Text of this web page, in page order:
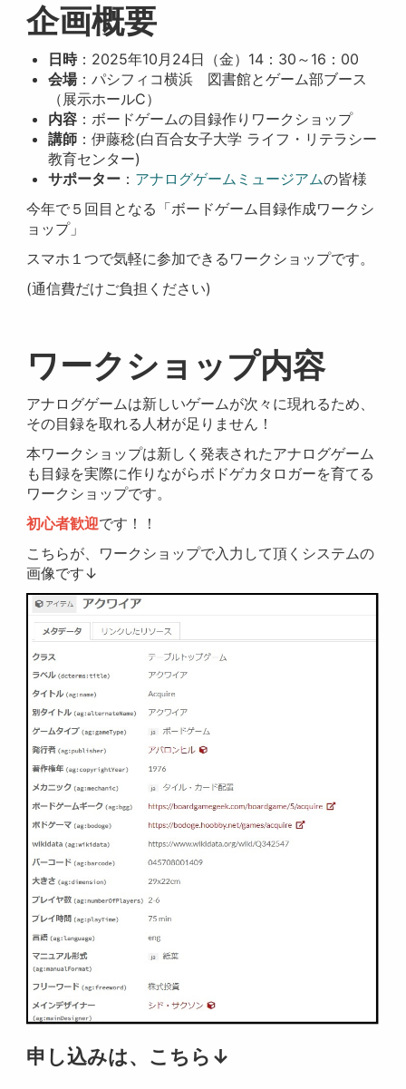
企画概要
日時：2025年10月24日（金）14：30～16：00
会場：パシフィコ横浜 図書館とゲーム部ブース
（展示ホールC）
内容 ：ボードゲームの目録作りワークショップ
講師 ：伊藤稔(白百合女子大学 ライフ・リテラシー
教育センター)
サポーター ： アナログゲームミュージアムの皆様
今年で５回目となる「ボードゲーム目録作成ワークシ
ョップ」
スマホ１つで気軽に参加できるワークショップです。
(通信費だけご負担ください)
ワークショップ内容
アナログゲームは新しいゲームが次々に現れるため、
その目録を取れる人材が足りません！
本ワークショップは新しく発表されたアナログゲーム
も目録を実際に作りながらボドゲカタロガーを育てる
ワークショップです。
初心者歓迎です！！
こちらが、ワークショップで入力して頂くシステムの
画像です↓
申し込みは、こちら↓